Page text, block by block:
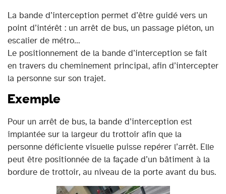
La bande d’interception permet d’être guidé vers un
point d’intérêt : un arrêt de bus, un passage piéton, un
escalier de métro…
Le positionnement de la bande d’interception se fait
en travers du cheminement principal, afin d’intercepter
la personne sur son trajet.
Exemple
Pour un arrêt de bus, la bande d’interception est
implantée sur la largeur du trottoir afin que la
personne déficiente visuelle puisse repérer l’arrêt. Elle
peut être positionnée de la façade d’un bâtiment à la
bordure de trottoir, au niveau de la porte avant du bus.